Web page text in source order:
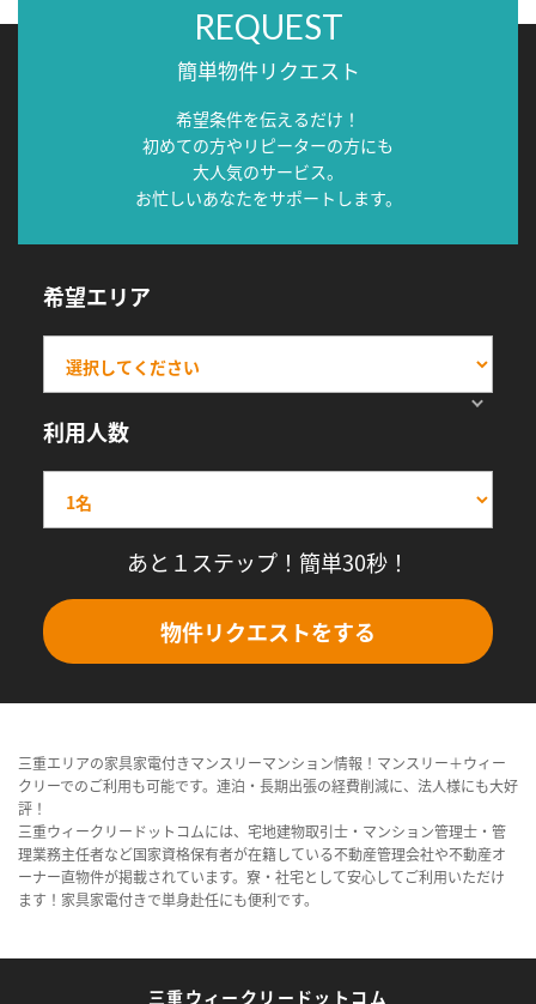
REQUEST
簡単物件リクエスト
希望条件を伝えるだけ！
初めての方やリピーターの方にも
大人気のサービス。
お忙しいあなたをサポートします。
希望エリア
利用人数
あと１ステップ！簡単30秒！
物件リクエストをする
三重エリアの家具家電付きマンスリーマンション情報！マンスリー＋ウィー
クリーでのご利用も可能です。連泊・長期出張の経費削減に、法人様にも大好
評！
三重ウィークリードットコムには、宅地建物取引士・マンション管理士・管
理業務主任者など国家資格保有者が在籍している不動産管理会社や不動産オ
ーナー直物件が掲載されています。寮・社宅として安心してご利用いただけ
ます！家具家電付きで単身赴任にも便利です。
三重ウィークリードットコム